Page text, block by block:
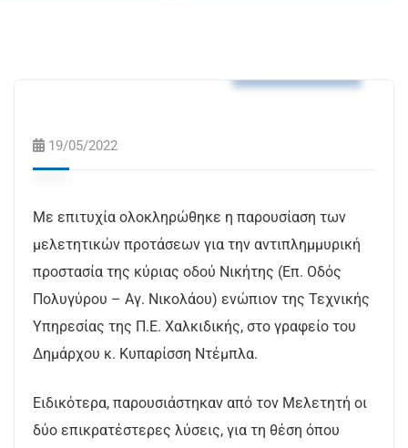
19/05/2022
Με επιτυχία ολοκληρώθηκε η παρουσίαση των
μελετητικών προτάσεων για την αντιπλημμυρική
προστασία της κύριας οδού Νικήτης (Επ. Οδός
Πολυγύρου – Αγ. Νικολάου) ενώπιον της Τεχνικής
Υπηρεσίας της Π.Ε. Χαλκιδικής, στο γραφείο του
Δημάρχου κ. Κυπαρίσση Ντέμπλα.
Ειδικότερα, παρουσιάστηκαν από τον Μελετητή οι
δύο επικρατέστερες λύσεις, για τη θέση όπου